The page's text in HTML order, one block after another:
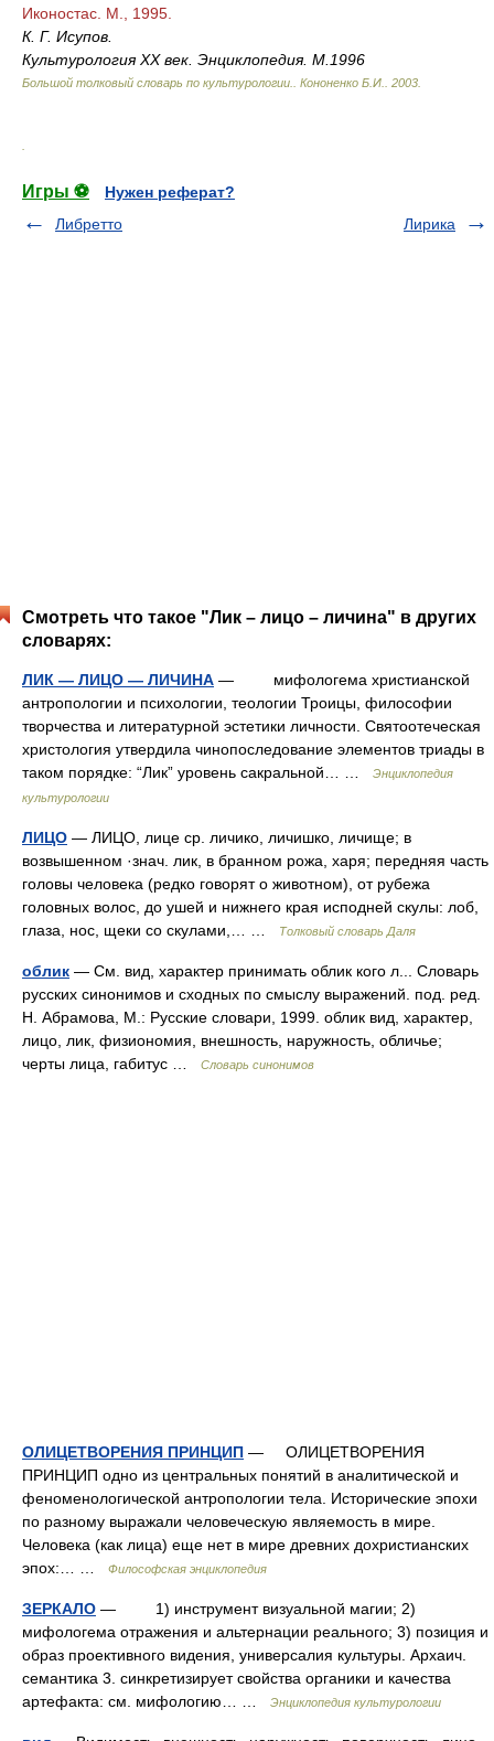
Иконостас. М., 1995.
К. Г. Исупов.
Культурология ХХ век. Энциклопедия. М.1996
Большой толковый словарь по культурологии. Кононенко Б.И. 2003
Игры ⚽
Нужен реферат?
Либретто
Лирика
Смотреть что такое "Лик – лицо – личина" в других
словарях:
ЛИК — ЛИЦО — ЛИЧИНА — мифологема христианской
антропологии и психологии, теологии Троицы, философии
творчества и литературной эстетики личности. Святоотеческая
христология утвердила чинопоследование элементов триады в
таком порядке: “Лик” уровень сакральной… …
Энциклопедия
культурологии
ЛИЦО — ЛИЦО, лице ср. личико, личишко, личище; в
возвышенном ·знач. лик, в бранном рожа, харя; передняя часть
головы человека (редко говорят о животном), от рубежа
головных волос, до ушей и нижнего края исподней скулы: лоб,
глаза, нос, щеки со скулами,… …
Толковый словарь Даля
облик — См. вид, характер принимать облик кого л... Словарь
русских синонимов и сходных по смыслу выражений. под. ред.
Н. Абрамова, М.: Русские словари, 1999. облик вид, характер,
лицо, лик, физиономия, внешность, наружность, обличье;
черты лица, габитус …
Словарь синонимов
ОЛИЦЕТВОРЕНИЯ ПРИНЦИП — ОЛИЦЕТВОРЕНИЯ
ПРИНЦИП одно из центральных понятий в аналитической и
феноменологической антропологии тела. Исторические эпохи
по разному выражали человеческую являемость в мире.
Человека (как лица) еще нет в мире древних дохристианских
эпох:… …
Философская энциклопедия
ЗЕРКАЛО — 1) инструмент визуальной магии; 2)
мифологема отражения и альтернации реального; 3) позиция и
образ проективного видения, универсалия культуры. Архаич.
семантика 3. синкретизирует свойства органики и качества
артефакта: см. мифологию… …
Энциклопедия культурологии